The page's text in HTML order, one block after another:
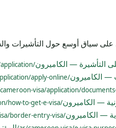
على سياق أوسع حول التأشيرات
التأشيرة — الكاميرون/ar/cameroon-visa/application/
— الكاميرون/ar/cameroon-visa/application/apply-online/
— الكاميرون/ar/cameroon-visa/application/how-to-get-e-visa/
— الكاميرون/ar/cameroon-visa/border-entry-visa/